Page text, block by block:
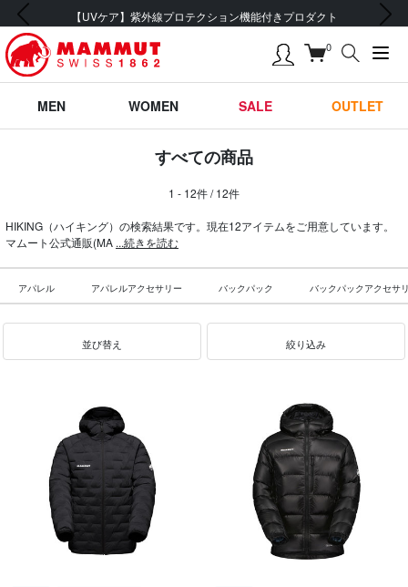
【UVケア】紫外線プロテクション機能付きプロダクト
前の画像 次の画像
0
MEN WOMEN SALE OUTLET
すべての商品
1 - 12件 / 12件
HIKING（ハイキング）の検索結果です。現在12アイテムをご用意しています。
マムート公式通販(MA ...続きを読む
アパレル アパレルアクセサリー バックパック バックパックアクセサ
並び替え 絞り込み